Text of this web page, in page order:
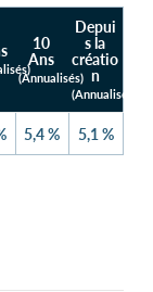
10
Ans
(Annualisés)
Depui
s la
créatio
n
(Annualisés)
5,4 % 5,1 %